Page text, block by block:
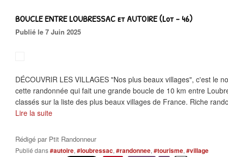
BOUCLE ENTRE LOUBRESSAC et AUTOIRE (Lot - 46)
Publié le 7 Juin 2025
DÉCOUVRIR LES VILLAGES "Nos plus beaux villages", c'est le
cette randonnée qui fait une grande boucle de 10 km entre
classés sur la liste des plus beaux villages de France. Riche
Lire la suite
Rédigé par Ptit Randonneur
Publié dans#autoire, #loubressac, #randonnee, #tourisme, #village